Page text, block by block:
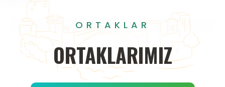
ORTAKLAR
ORTAKLARIMIZ